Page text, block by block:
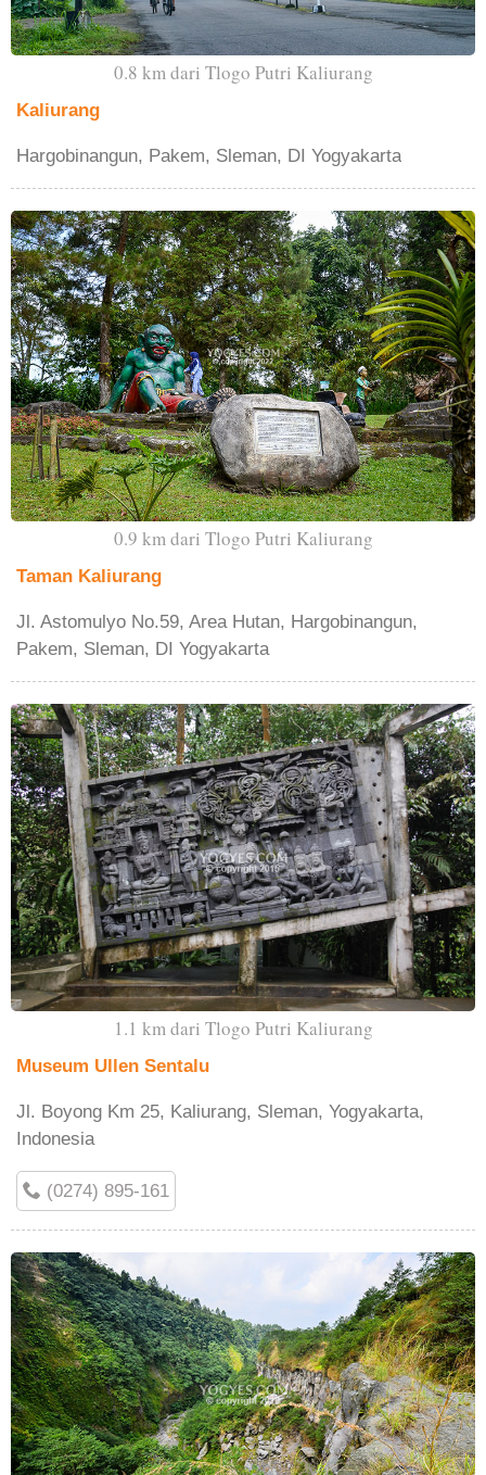
0.8 km dari Tlogo Putri Kaliurang
Kaliurang
Hargobinangun, Pakem, Sleman, DI Yogyakarta
0.9 km dari Tlogo Putri Kaliurang
Taman Kaliurang
Jl. Astomulyo No.59, Area Hutan, Hargobinangun,
Pakem, Sleman, DI Yogyakarta
1.1 km dari Tlogo Putri Kaliurang
Museum Ullen Sentalu
Jl. Boyong Km 25, Kaliurang, Sleman, Yogyakarta,
Indonesia
(0274) 895-161